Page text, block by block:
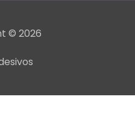
© 2026